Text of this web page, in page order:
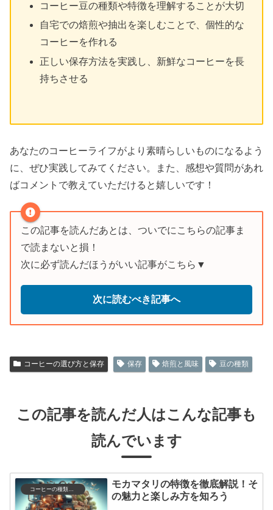
コーヒー豆の種類や特徴を理解することが大切
自宅での焙煎や抽出を楽しむことで、個性的な
コーヒーを作れる
正しい保存方法を実践し、新鮮なコーヒーを長
持ちさせる
あなたのコーヒーライフがより素晴らしいものになるよう
に、ぜひ実践してみてください。また、感想や質問があれ
ばコメントで教えていただけると嬉しいです！
この記事を読んだあとは、ついでにこちらの記事ま
で読まないと損！
次に必ず読んだほうがいい記事がこちら▼
次に読むべき記事へ
コーヒーの選び方と保存 保存 焙煎と風味 豆の種類
この記事を読んだ人はこんな記事も
読んでいます
コーヒーの種類と特徴
モカマタリの特徴を徹底解説！そ
の魅力と楽しみ方を知ろう